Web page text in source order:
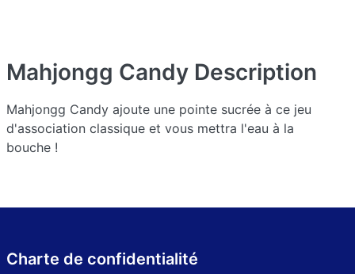
Mahjongg Candy Description
Mahjongg Candy ajoute une pointe sucrée à ce jeu
d'association classique et vous mettra l'eau à la
bouche !
Charte de confidentialité